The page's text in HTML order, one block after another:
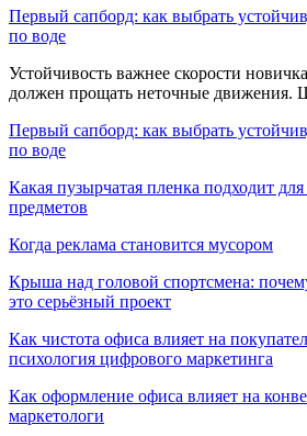
Первый сапборд: как выбрать
по воде
Устойчивость важнее скорости
должен прощать неточные движения.
Первый сапборд: как выбрать
по воде
Какая пузырчатая пленка подходит
предметов
Когда реклама становится мусором
Крыша над головой спортсмена:
это серьёзный проект
Как чистота офиса влияет на
психология цифрового маркетинга
Как оформление офиса влияет на
маркетологи